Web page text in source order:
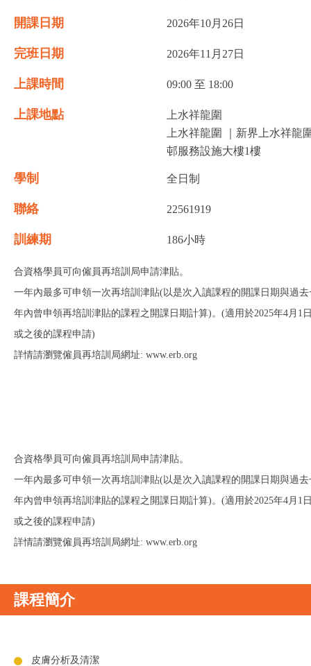
開課日期 2026年10月26日
完班日期 2026年11月27日
上課時間 09:00 至 18:00
上課地點
上水祥龍圍
上水祥龍圍 ｜新界上水祥龍
邨服務設施大樓1樓
學制 全日制
聯絡 22561919
訓練期 186小時
合資格學員可向僱員再培訓局申請津貼。
一年內最多可申領一次再培訓津貼(以是次入讀課程的開課日期與過去
年內曾申領再培訓津貼的課程之開課日期計算)。(適用於2025年4月1
或之後的課程申請)
詳情請瀏覽僱員再培訓局網址: www.erb.org
合資格學員可向僱員再培訓局申請津貼。
一年內最多可申領一次再培訓津貼(以是次入讀課程的開課日期與過去
年內曾申領再培訓津貼的課程之開課日期計算)。(適用於2025年4月1
或之後的課程申請)
詳情請瀏覽僱員再培訓局網址: www.erb.org
課程簡介
皮膚分析及清潔